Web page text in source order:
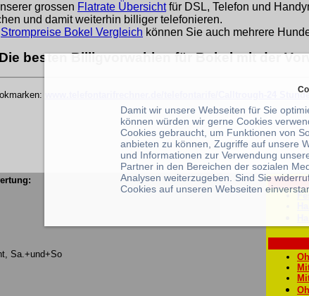
grossen Flatrate Übersichtfür DSL, Telefon und
und damit weiterhin billiger telefonieren.
Strompreise Bokel Vergleich können Sie auch mehrere
Die besten Billigvorwahlen für Bokel mit der
www.telefontarifrechner.de/telefontarife/Calltrough-24
Sa.+und+So
Damit wir unsere Webseiten für Sie
können würden wir gerne Cookies
Cookies gebraucht, um Funktionen von
anbieten zu können, Zugriffe auf unsere
und Informationen zur Verwendung
Partner in den Bereichen der sozialen
Analysen weiterzugeben. Sind Sie
Cookies auf unseren Webseiten